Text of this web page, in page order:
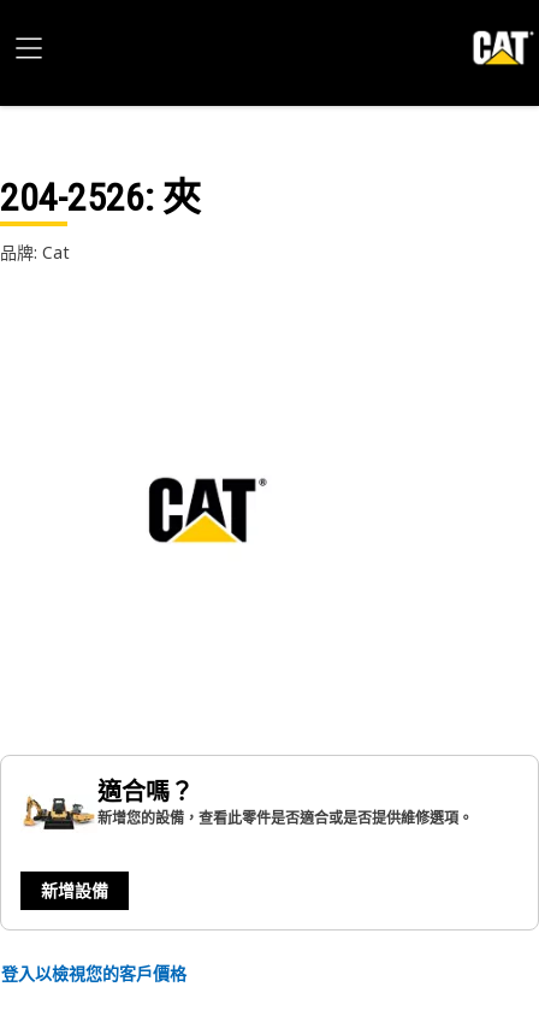
204-2526: 夾
品牌: Cat
適合嗎？
新增您的設備，查看此零件是否適合或是否提供維修選項。
新增設備
登入以檢視您的客戶價格